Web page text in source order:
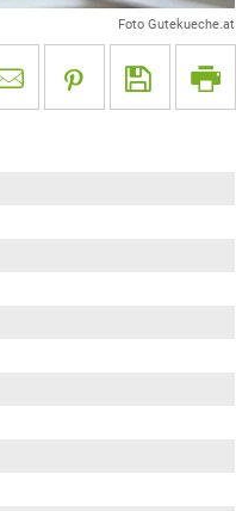
Foto Gutekueche.at